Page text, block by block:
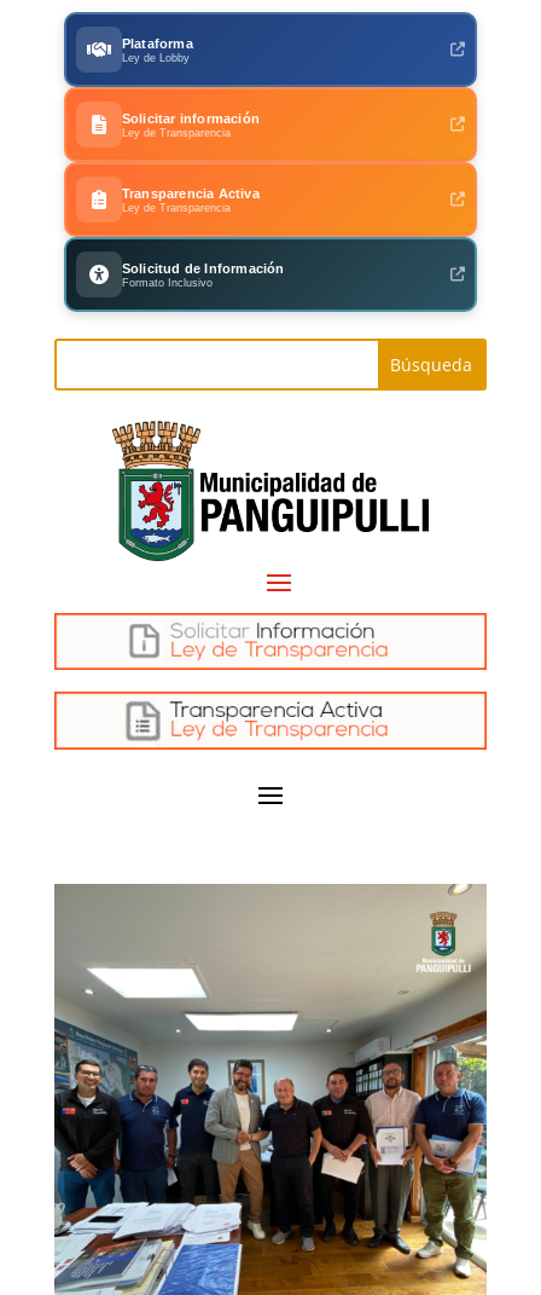
Plataforma
Ley de Lobby
Solicitar información
Ley de Transparencia
Transparencia Activa
Ley de Transparencia
Solicitud de Información
Formato Inclusivo